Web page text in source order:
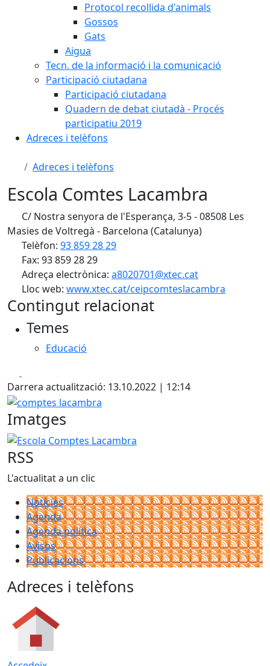
Protocol recollida d'animals
Gossos
Gats
Aigua
Tecn. de la informació i la comunicació
Participació ciutadana
Participació ciutadana
Quadern de debat ciutadà - Procés
participatiu 2019
Adreces i telèfons
Adreces i telèfons
Escola Comtes Lacambra
C/ Nostra senyora de l'Esperança, 3-5 - 08508 Les
Masies de Voltregà - Barcelona (Catalunya)
Telèfon: 93 859 28 29
Fax: 93 859 28 29
Adreça electrònica: a8020701@xtec.cat
Lloc web: www.xtec.cat/ceipcomteslacambra
Contingut relacionat
Temes
Educació
Darrera actualització: 13.10.2022 | 12:14
comptes lacambra
Imatges
Escola Comptes Lacambra
RSS
L'actualitat a un clic
Notícies
Agenda
Agenda política
Avisos
Publicacions
Adreces i telèfons